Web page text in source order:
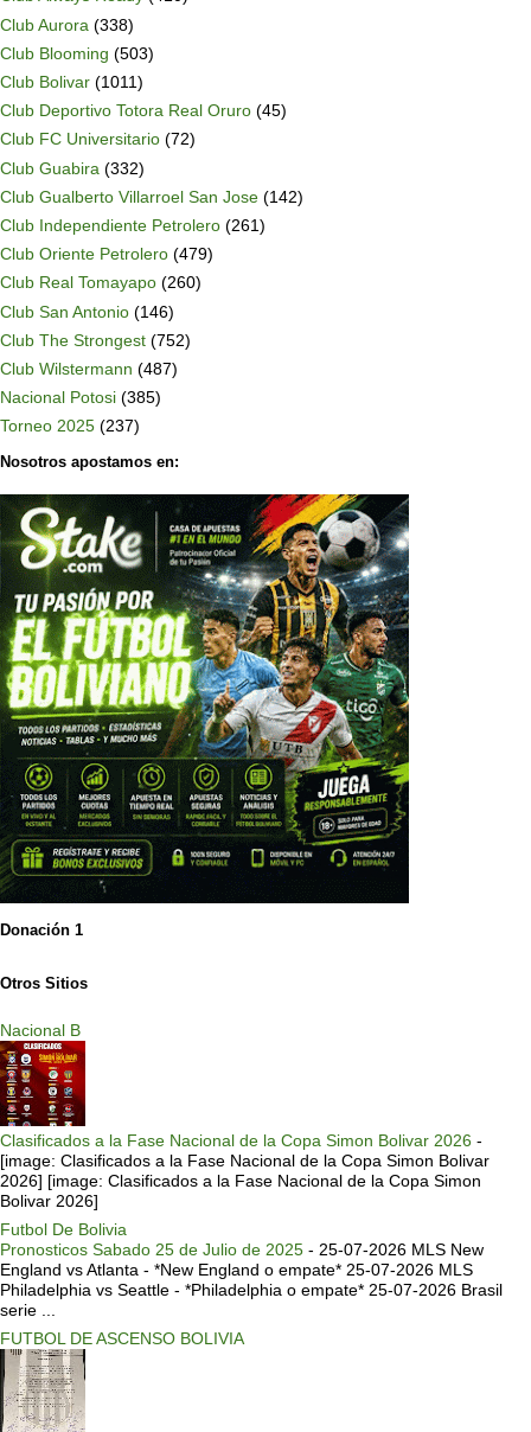
Club Aurora (338)
Club Blooming (503)
Club Bolivar (1011)
Club Deportivo Totora Real Oruro (45)
Club FC Universitario (72)
Club Guabira (332)
Club Gualberto Villarroel San Jose (142)
Club Independiente Petrolero (261)
Club Oriente Petrolero (479)
Club Real Tomayapo (260)
Club San Antonio (146)
Club The Strongest (752)
Club Wilstermann (487)
Nacional Potosi (385)
Torneo 2025 (237)
Nosotros apostamos en:
Donación 1
Otros Sitios
Nacional B
Clasificados a la Fase Nacional de la Copa Simon Bolivar 2026 -
[image: Clasificados a la Fase Nacional de la Copa Simon Bolivar
2026] [image: Clasificados a la Fase Nacional de la Copa Simon
Bolivar 2026]
Futbol De Bolivia
Pronosticos Sabado 25 de Julio de 2025 - 25-07-2026 MLS New
England vs Atlanta - *New England o empate* 25-07-2026 MLS
Philadelphia vs Seattle - *Philadelphia o empate* 25-07-2026 Brasil
serie ...
FUTBOL DE ASCENSO BOLIVIA